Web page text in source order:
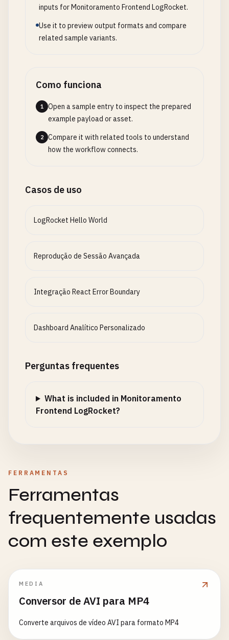
inputs for Monitoramento Frontend LogRocket.
Use it to preview output formats and compare
related sample variants.
Como funciona
1
Open a sample entry to inspect the prepared
example payload or asset.
2
Compare it with related tools to understand
how the workflow connects.
Casos de uso
LogRocket Hello World
Reprodução de Sessão Avançada
Integração React Error Boundary
Dashboard Analítico Personalizado
Perguntas frequentes
What is included in Monitoramento
Frontend LogRocket?
FERRAMENTAS
Ferramentas
frequentemente usadas
com este exemplo
MEDIA
Conversor de AVI para MP4
Converte arquivos de vídeo AVI para formato MP4